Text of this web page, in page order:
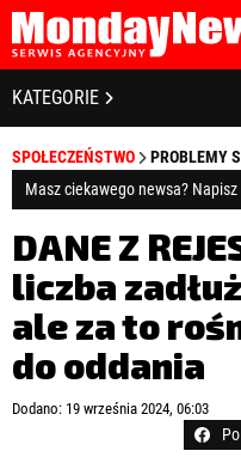
STRONA GŁÓWNA
O NAS
POLITYKA PRYWATNOŚCI
REGULAMIN
LICENCJA
REJESTRACJA
KONTAKT
Zapamiętaj mnie
Kliknij tutaj
KATEGORIE
BIZNES I
BANKOWOŚĆ I
NOWE TECHNOLOGIE
SPOŁECZEŃSTWO
EDUKACJA
MEDIA
ZDROWIE I URODA
SPOŁECZEŃSTWO
PROBLEMY
Masz ciekawego newsa?
DANE Z
liczba
ale za to
do oddania
Dodano: 19 września 2024, 06:03